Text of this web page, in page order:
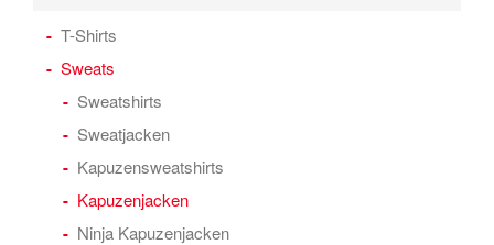
T-Shirts
Sweats
Sweatshirts
Sweatjacken
Kapuzensweatshirts
Kapuzenjacken
Ninja Kapuzenjacken